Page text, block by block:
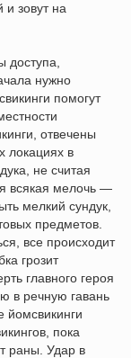
зовут на
доступа,
нужно
помогут
отвечены
локациях в
не считая
всякая мелочь —
мелкий сундук,
предметов.
все происходит
грозит
главного героя
в речную гавань
йомсвикинги
пока
раны. Удар в